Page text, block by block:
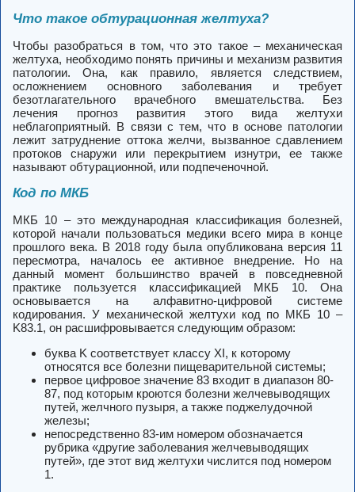
Что такое обтурационная желтуха?
Чтобы разобраться в том, что это такое – механическая
желтуха, необходимо понять причины и механизм развития
патологии. Она, как правило, является следствием,
осложнением основного заболевания и требует
безотлагательного врачебного вмешательства. Без
лечения прогноз развития этого вида желтухи
неблагоприятный. В связи с тем, что в основе патологии
лежит затруднение оттока желчи, вызванное сдавлением
протоков снаружи или перекрытием изнутри, ее также
называют обтурационной, или подпеченочной.
Код по МКБ
МКБ 10 – это международная классификация болезней,
которой начали пользоваться медики всего мира в конце
прошлого века. В 2018 году была опубликована версия 11
пересмотра, началось ее активное внедрение. Но на
данный момент большинство врачей в повседневной
практике пользуется классификацией МКБ 10. Она
основывается на алфавитно-цифровой системе
кодирования. У механической желтухи код по МКБ 10 –
K83.1, он расшифровывается следующим образом:
буква K соответствует классу XI, к которому
относятся все болезни пищеварительной системы;
первое цифровое значение 83 входит в диапазон 80-
87, под которым кроются болезни желчевыводящих
путей, желчного пузыря, а также поджелудочной
железы;
непосредственно 83-им номером обозначается
рубрика «другие заболевания желчевыводящих
путей», где этот вид желтухи числится под номером
1.